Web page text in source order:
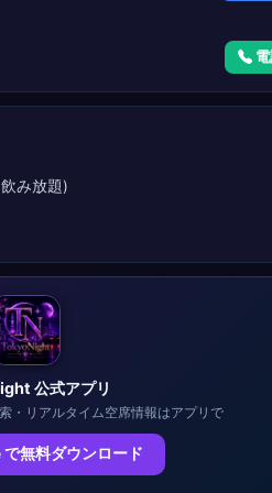
み放題)
公式アプリ
・リアルタイム空席情報はアプリで
無料ダウンロード